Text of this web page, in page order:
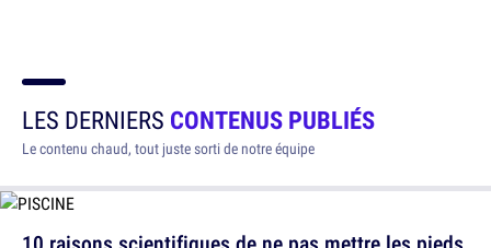
LES DERNIERS CONTENUS PUBLIÉS
Le contenu chaud, tout juste sorti de notre équipe